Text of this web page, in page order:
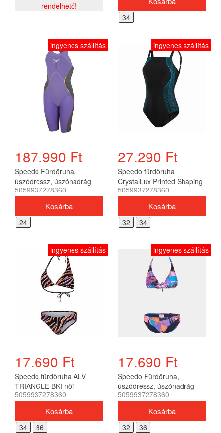
rendelhető!
34
ingyenes szállítás
187.990 Ft
Speedo Fürdőruha,
úszódressz, úszónadrág
LZR INTENT CDBK KSKN
5059937278360
24
ingyenes szállítás
27.290 Ft
Speedo fürdőruha
CrystalLux Printed Shaping
női
5059937278360
32 34
ingyenes szállítás
17.690 Ft
Speedo fürdőruha ALV
TRIANGLE BKI női
5059937278360
34 36
ingyenes szállítás
17.690 Ft
Speedo Fürdőruha,
úszódressz, úszónadrág
ALV TRIANGLE BKI AF női
5059937278360
32 36